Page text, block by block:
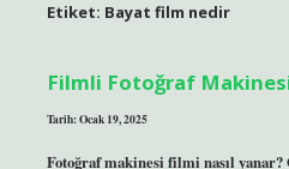
Etiket: Bayat film nedir
Filmli Fotoğraf Makinesi
Tarih: Ocak 19, 2025
Fotoğraf makinesi filmi nasıl